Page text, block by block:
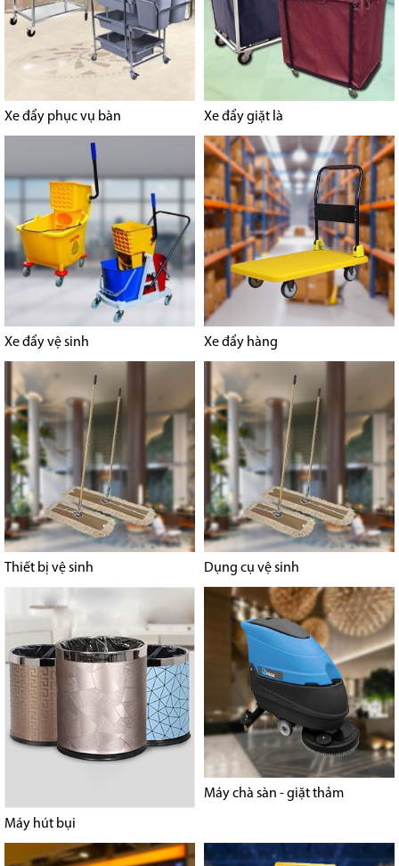
Xe đẩy phục vụ bàn Xe đẩy giặt là
Xe đẩy vệ sinh Xe đẩy hàng
Thiết bị vệ sinh Dụng cụ vệ sinh
Máy hút bụi
Máy chà sàn - giặt thảm